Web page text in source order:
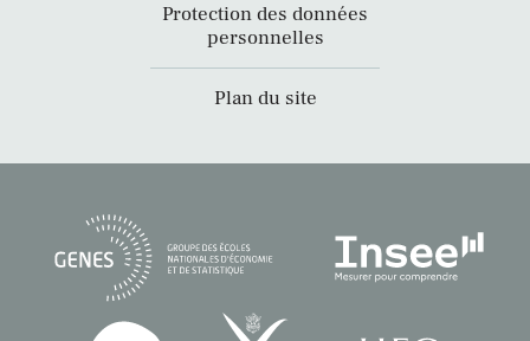
Protection des données
personnelles
Plan du site